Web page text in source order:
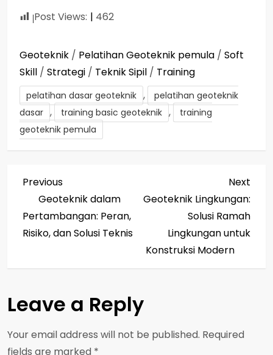
Post Views: 462
Geoteknik / Pelatihan Geoteknik pemula / Soft
Skill / Strategi / Teknik Sipil / Training
pelatihan dasar geoteknik ,
pelatihan geoteknik
dasar , training basic geoteknik ,
training
geoteknik pemula
P
o
s
n
a
v
Previous
Post
Previous
Geoteknik dalam
Pertambangan: Peran,
Risiko, dan Solusi Teknis
Next
Geoteknik Lingkungan:
Solusi Ramah
Lingkungan untuk
Konstruksi Modern
Leave a Reply
Your email address will not be published. Required
fields are marked *